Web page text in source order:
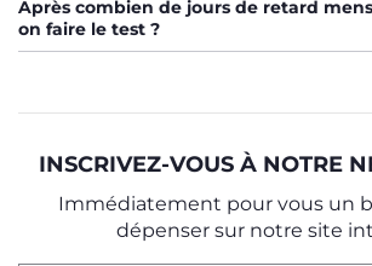
Après combien de jours de retard
on faire le test ?
INSCRIVEZ-VOUS À NOTRE
Immédiatement pour vous un
dépenser sur notre site